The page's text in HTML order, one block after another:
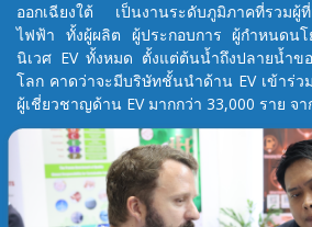
ออกเฉียงใต้ เป็นงานระดับภูมิภาคที่รวมผู้
ไฟฟ้า ทั้งผู้ผลิต ผู้ประกอบการ ผู้กำหนดนโ
นิเวศ EV ทั้งหมด ตั้งแต่ต้นน้ำถึงปลายน้ำข
โลก คาดว่าจะมีบริษัทชั้นนำด้าน EV เข้าร่ว
ผู้เชี่ยวชาญด้าน EV มากกว่า 33,000 ราย จา